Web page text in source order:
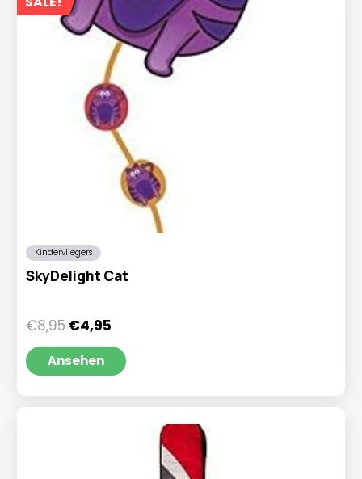
Kindervliegers
SkyDelight Cat
€8,95 Ursprünglicher
Preis
war:
€8,95
€4,95Aktueller
Preis
ist:
€4,95.
Ansehen